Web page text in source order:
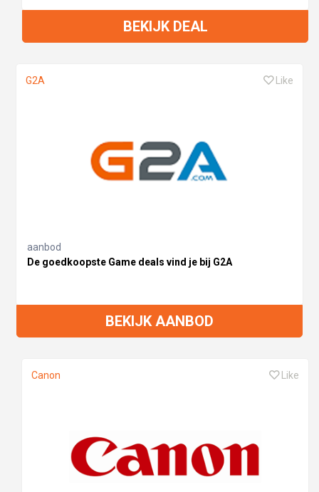
BEKIJK DEAL
G2A Like
aanbod
De goedkoopste Game deals vind je bij G2A
BEKIJK AANBOD
Canon Like